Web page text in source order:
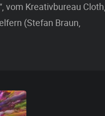
vom Kreativbureau Cloth,
(Stefan Braun,